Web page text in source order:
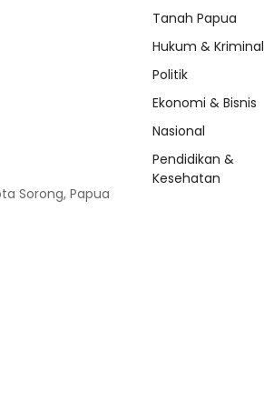
Sorong, Papua
Tanah Papua
Hukum & Kriminal
Politik
Ekonomi & Bisnis
Nasional
Pendidikan &
Kesehatan